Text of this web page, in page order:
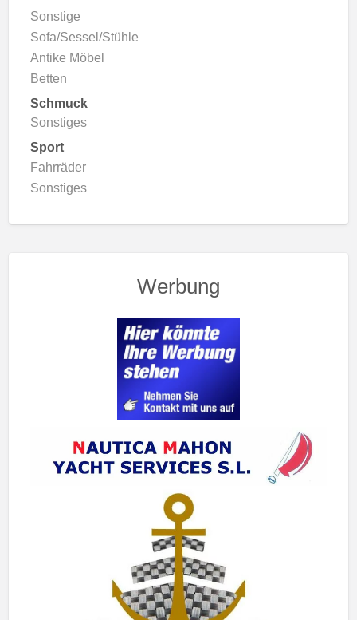
Sonstige
Sofa/Sessel/Stühle
Antike Möbel
Betten
Schmuck
Sonstiges
Sport
Fahrräder
Sonstiges
Werbung